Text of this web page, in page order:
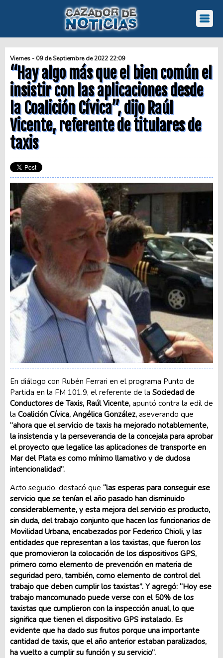
Viernes - 09 de Septiembre de 2022 22:09
“Hay algo más que el bien común el
insistir con las aplicaciones desde
la Coalición Cívica”, dijo Raúl
Vicente, referente de titulares de
taxis
En diálogo con Rubén Ferrari en el programa Punto de
Partida en la FM 101.9, el referente de la Sociedad de
Conductores de Taxis, Raúl Vicente, apuntó contra la edil de
la Coalición Cívica, Angélica González, aseverando que
“ahora que el servicio de taxis ha mejorado notablemente,
la insistencia y la perseverancia de la concejala para aprobar
el proyecto que legalice las aplicaciones de transporte en
Mar del Plata es como mínimo llamativo y de dudosa
intencionalidad”.
Acto seguido, destacó que “las esperas para conseguir ese
servicio que se tenían el año pasado han disminuido
considerablemente, y esta mejora del servicio es producto,
sin duda, del trabajo conjunto que hacen los funcionarios de
Movilidad Urbana, encabezados por Federico Chioli, y las
entidades que representan a los taxistas, que fueron los
que promovieron la colocación de los dispositivos GPS,
primero como elemento de prevención en materia de
seguridad pero, también, como elemento de control del
trabajo que deben cumplir los taxistas”. Y agregó: “Hoy ese
trabajo mancomunado puede verse con el 50% de los
taxistas que cumplieron con la inspección anual, lo que
significa que tienen el dispositivo GPS instalado. Es
evidente que ha dado sus frutos porque una importante
cantidad de taxis, que el año anterior estaban paralizados,
ha vuelto a cumplir su función y su servicio”.